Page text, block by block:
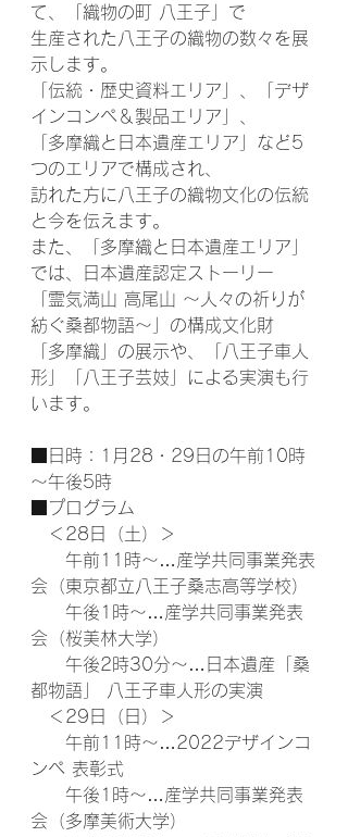
て、「織物の町 八王子」で
生産された八王子の織物の数々を展
示します。
「伝統・歴史資料エリア」、「デザ
インコンペ＆製品エリア」、
「多摩織と日本遺産エリア」など5
つのエリアで構成され、
訪れた方に八王子の織物文化の伝統
と今を伝えます。
また、「多摩織と日本遺産エリア」
では、日本遺産認定ストーリー
「霊気満山 高尾山 ～人々の祈りが
紡ぐ桑都物語～」の構成文化財
「多摩織」の展示や、「八王子車人
形」「八王子芸妓」による実演も行
います。
■日時：1月28・29日の午前10時
～午後5時
■プログラム
＜28日（土）＞
午前11時～…産学共同事業発表
会（東京都立八王子桑志高等学校）
午後1時～…産学共同事業発表
会（桜美林大学）
午後2時30分～…日本遺産「桑
都物語」 八王子車人形の実演
＜29日（日）＞
午前11時～…2022デザインコ
ンペ 表彰式
午後1時～…産学共同事業発表
会（多摩美術大学）